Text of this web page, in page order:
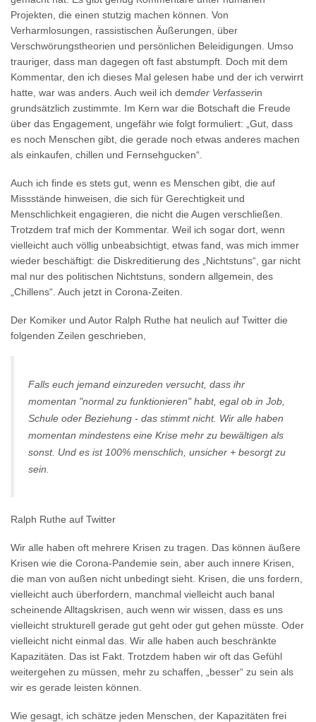
Projekten, die einen stutzig machen können. Von
Verharmlosungen, rassistischen Äußerungen, über
Verschwörungstheorien und persönlichen Beleidigungen. Umso
trauriger, dass man dagegen oft fast abstumpft. Doch mit dem
Kommentar, den ich dieses Mal gelesen habe und der ich verwirrt
hatte, war was anders. Auch weil ich demder Verfasserin
grundsätzlich zustimmte. Im Kern war die Botschaft die Freude
über das Engagement, ungefähr wie folgt formuliert: „Gut, dass
es noch Menschen gibt, die gerade noch etwas anderes machen
als einkaufen, chillen und Fernsehgucken“.
Auch ich finde es stets gut, wenn es Menschen gibt, die auf
Missstände hinweisen, die sich für Gerechtigkeit und
Menschlichkeit engagieren, die nicht die Augen verschließen.
Trotzdem traf mich der Kommentar. Weil ich sogar dort, wenn
vielleicht auch völlig unbeabsichtigt, etwas fand, was mich immer
wieder beschäftigt: die Diskreditierung des „Nichtstuns“, gar nicht
mal nur des politischen Nichtstuns, sondern allgemein, des
„Chillens“. Auch jetzt in Corona-Zeiten.
Der Komiker und Autor Ralph Ruthe hat neulich auf Twitter die
folgenden Zeilen geschrieben,
Falls euch jemand einzureden versucht, dass ihr
momentan "normal zu funktionieren" habt, egal ob in Job,
Schule oder Beziehung - das stimmt nicht. Wir alle haben
momentan mindestens eine Krise mehr zu bewältigen als
sonst. Und es ist 100% menschlich, unsicher + besorgt zu
sein.
Ralph Ruthe auf Twitter
Wir alle haben oft mehrere Krisen zu tragen. Das können äußere
Krisen wie die Corona-Pandemie sein, aber auch innere Krisen,
die man von außen nicht unbedingt sieht. Krisen, die uns fordern,
vielleicht auch überfordern, manchmal vielleicht auch banal
scheinende Alltagskrisen, auch wenn wir wissen, dass es uns
vielleicht strukturell gerade gut geht oder gut gehen müsste. Oder
vielleicht nicht einmal das. Wir alle haben auch beschränkte
Kapazitäten. Das ist Fakt. Trotzdem haben wir oft das Gefühl
weitergehen zu müssen, mehr zu schaffen, „besser“ zu sein als
wir es gerade leisten können.
Wie gesagt, ich schätze jeden Menschen, der Kapazitäten frei